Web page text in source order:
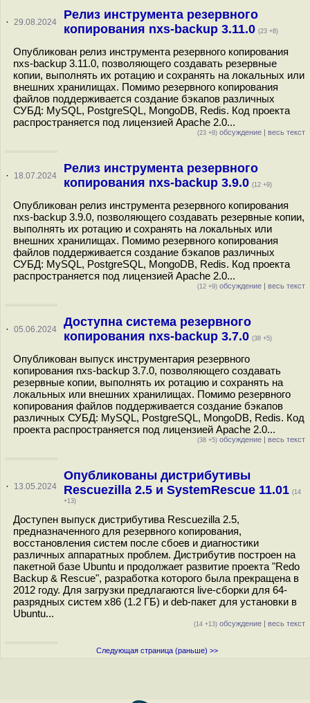
· 29.08.2024
Релиз инструмента резервного
копирования nxs-backup 3.11.0 (23 +8)
Опубликован релиз инструмента резервного копирования
nxs-backup 3.11.0, позволяющего создавать резервные
копии, выполнять их ротацию и сохранять на локальных или
внешних хранилищах. Помимо резервного копирования
файлов поддерживается создание бэкапов различных
СУБД: MySQL, PostgreSQL, MongoDB, Redis. Код проекта
распространяется под лицензией Apache 2.0...
(23 +8) обсуждение | весь текст
· 18.07.2024
Релиз инструмента резервного
копирования nxs-backup 3.9.0 (12 +9)
Опубликован релиз инструмента резервного копирования
nxs-backup 3.9.0, позволяющего создавать резервные копии,
выполнять их ротацию и сохранять на локальных или
внешних хранилищах. Помимо резервного копирования
файлов поддерживается создание бэкапов различных
СУБД: MySQL, PostgreSQL, MongoDB, Redis. Код проекта
распространяется под лицензией Apache 2.0...
(12 +9) обсуждение | весь текст
· 05.06.2024
Доступна система резервного
копирования nxs-backup 3.7.0 (38 +5)
Опубликован выпуск инструментария резервного
копирования nxs-backup 3.7.0, позволяющего создавать
резервные копии, выполнять их ротацию и сохранять на
локальных или внешних хранилищах. Помимо резервного
копирования файлов поддерживается создание бэкапов
различных СУБД: MySQL, PostgreSQL, MongoDB, Redis. Код
проекта распространяется под лицензией Apache 2.0...
(38 +5) обсуждение | весь текст
· 13.05.2024
Опубликованы дистрибутивы
Rescuezilla 2.5 и SystemRescue 11.01 (14
+13)
Доступен выпуск дистрибутива Rescuezilla 2.5,
предназначенного для резервного копирования,
восстановления систем после сбоев и диагностики
различных аппаратных проблем. Дистрибутив построен на
пакетной базе Ubuntu и продолжает развитие проекта "Redo
Backup & Rescue", разработка которого была прекращена в
2012 году. Для загрузки предлагаются live-сборки для 64-
разрядных систем x86 (1.2 ГБ) и deb-пакет для установки в
Ubuntu...
(14 +13) обсуждение | весь текст
Следующая страница (раньше) >>